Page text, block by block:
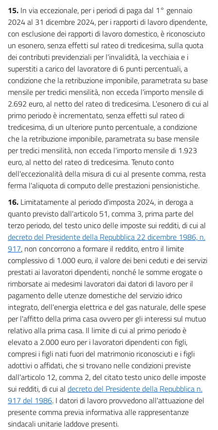
15. In via eccezionale, per i periodi di paga dal 1° gennaio
2024 al 31 dicembre 2024, per i rapporti di lavoro dipendente,
con esclusione dei rapporti di lavoro domestico, è riconosciuto
un esonero, senza effetti sul rateo di tredicesima, sulla quota
dei contributi previdenziali per l'invalidità, la vecchiaia e i
superstiti a carico del lavoratore di 6 punti percentuali, a
condizione che la retribuzione imponibile, parametrata su base
mensile per tredici mensilità, non ecceda l'importo mensile di
2.692 euro, al netto del rateo di tredicesima. L'esonero di cui al
primo periodo è incrementato, senza effetti sul rateo di
tredicesima, di un ulteriore punto percentuale, a condizione
che la retribuzione imponibile, parametrata su base mensile
per tredici mensilità, non ecceda l'importo mensile di 1.923
euro, al netto del rateo di tredicesima. Tenuto conto
dell'eccezionalità della misura di cui al presente comma, resta
ferma l'aliquota di computo delle prestazioni pensionistiche.
16. Limitatamente al periodo d'imposta 2024, in deroga a
quanto previsto dall'articolo 51, comma 3, prima parte del
terzo periodo, del testo unico delle imposte sui redditi, di cui al
decreto del Presidente della Repubblica 22 dicembre 1986, n.
917, non concorrono a formare il reddito, entro il limite
complessivo di 1.000 euro, il valore dei beni ceduti e dei servizi
prestati ai lavoratori dipendenti, nonché le somme erogate o
rimborsate ai medesimi lavoratori dai datori di lavoro per il
pagamento delle utenze domestiche del servizio idrico
integrato, dell'energia elettrica e del gas naturale, delle spese
per l'affitto della prima casa ovvero per gli interessi sul mutuo
relativo alla prima casa. Il limite di cui al primo periodo è
elevato a 2.000 euro per i lavoratori dipendenti con figli,
compresi i figli nati fuori del matrimonio riconosciuti e i figli
adottivi o affidati, che si trovano nelle condizioni previste
dall'articolo 12, comma 2, del citato testo unico delle imposte
sui redditi, di cui al decreto del Presidente della Repubblica n.
917 del 1986. I datori di lavoro provvedono all'attuazione del
presente comma previa informativa alle rappresentanze
sindacali unitarie laddove presenti.